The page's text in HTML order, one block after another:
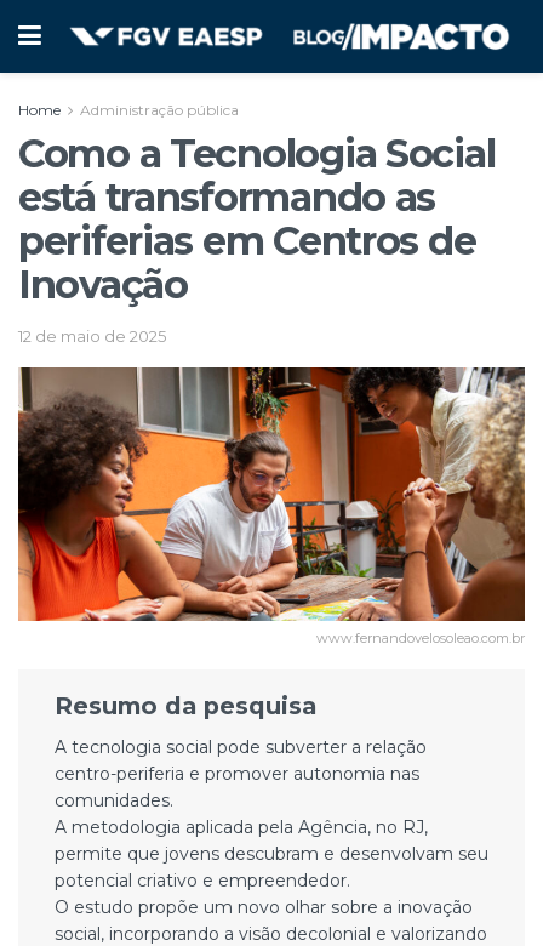
Home Administração pública
Como a Tecnologia Social
está transformando as
periferias em Centros de
Inovação
12 de maio de 2025
www.fernandovelosoleao.com.br
Resumo da pesquisa
A tecnologia social pode subverter a relação
centro-periferia e promover autonomia nas
comunidades.
A metodologia aplicada pela Agência, no RJ,
permite que jovens descubram e desenvolvam seu
potencial criativo e empreendedor.
O estudo propõe um novo olhar sobre a inovação
social, incorporando a visão decolonial e valorizando